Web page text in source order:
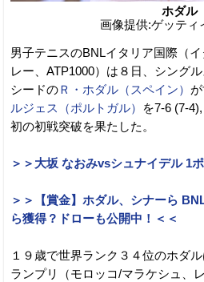
ホダル
画像提供:ゲッティ
男子テニスのBNLイタリア国際（
レー、ATP1000）は８日、シング
シードのＲ・ホダル（スペイン）
ルジェス（ポルトガル）
を7-6 (7-
初の初戦突破を果たした。
＞＞大坂 なおみvsシュナイデル 1
＞＞【賞金】ホダル、シナーら
ら獲得？ドローも公開中！＜＜
１９歳で世界ランク３４位のホダ
ランプリ（モロッコ/マラケシュ、